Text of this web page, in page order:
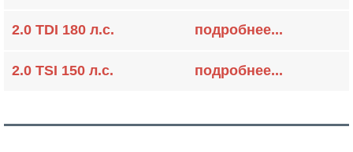
2.0 TDI 180 л.с. подробнее...
2.0 TSI 150 л.с. подробнее...